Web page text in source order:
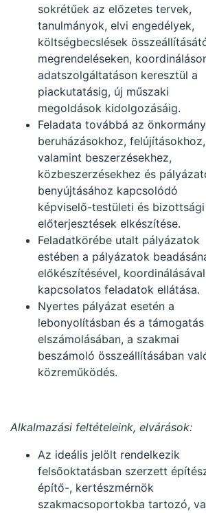
sokrétűek az előzetes tervek,
tanulmányok, elvi engedélyek,
költségbecslések
megrendeléseken,
adatszolgáltatáson keresztül a
piackutatásig, új műszaki
megoldások kidolgozásáig.
Feladata továbbá az
beruházásokhoz, felújításokhoz,
valamint beszerzésekhez,
közbeszerzésekhez és
benyújtásához kapcsolódó
képviselő-testületi és bizottsági
előterjesztések elkészítése.
Feladatkörébe utalt pályázatok
estében a pályázatok
előkészítésével, koordinálásával
kapcsolatos feladatok ellátása.
Nyertes pályázat esetén a
lebonyolításban és a támogatás
elszámolásában, a szakmai
beszámoló összeállításában
közreműködés.
Alkalmazási feltételeink, elvárások:
Az ideális jelölt rendelkezik
felsőoktatásban szerzett
építő-, kertészmérnök
szakmacsoportokba tartozó,